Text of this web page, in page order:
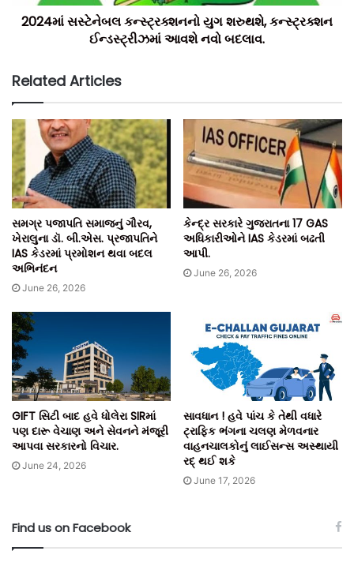
2024માં સસ્ટેનેબલ કન્સ્ટ્રક્શનનો યુગ શરુથશે, કન્સ્ટ્રક્શન
ઈન્ડસ્ટ્રીઝમાં આવશે નવો બદલાવ.
Related Articles
સમગ્ર પજાપતિ સમાજનું ગૌરવ,
ખેરાલુના ડૉ. બી.એસ. પ્રજાપતિને
IAS કેડરમાં પ્રમોશન થવા બદલ
અભિનંદન
June 26, 2026
કેન્દ્ર સરકારે ગુજરાતના 17 GAS
અધિકારીઓને IAS કેડરમાં બઢતી
આપી.
June 26, 2026
GIFT સિટી બાદ હવે ધોલેરા SIRમાં
પણ દારૂ વેચાણ અને સેવનને મંજૂરી
આપવા સરકારનો વિચાર.
June 24, 2026
સાવધાન ! હવે પાંચ કે તેથી વધારે
ટ્રાફિક ભંગના ચલણ મેળવનાર
વાહનચાલકોનું લાઈસન્સ અસ્થાયી
રદ્ થઈ શકે
June 17, 2026
Find us on Facebook